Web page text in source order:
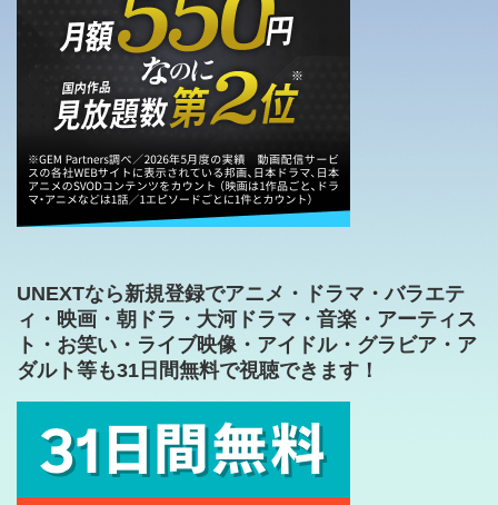
UNEXTなら新規登録でアニメ・ドラマ・バラエテ
ィ・映画・朝ドラ・大河ドラマ・音楽・アーティス
ト・お笑い・ライブ映像・アイドル・グラビア・ア
ダルト等も31日間無料で視聴できます！